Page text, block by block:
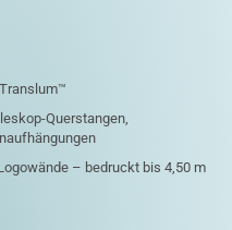
Querstangen,
– bedruckt bis 4,50 m